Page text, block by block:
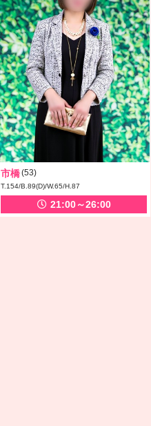
市橋(53)
T.154/B.89(D)/W.65/H.87
21:00～26:00